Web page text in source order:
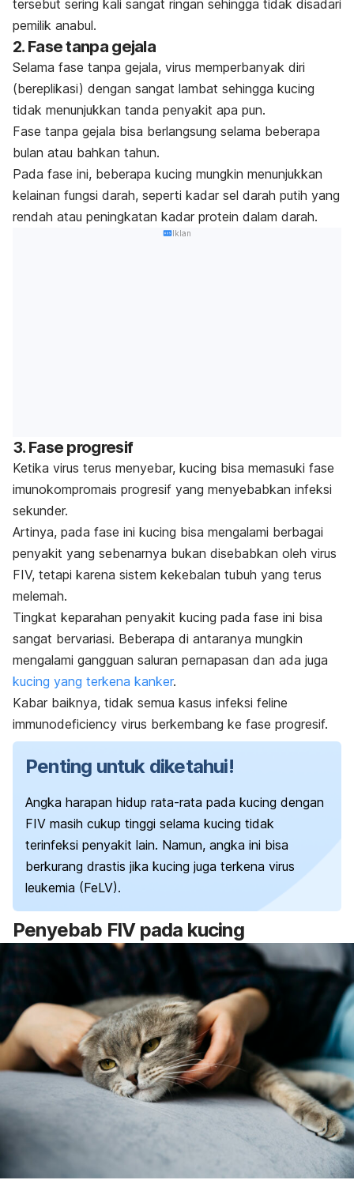
tersebut sering kali sangat ringan sehingga tidak disadari
pemilik anabul.
2. Fase tanpa gejala
Selama fase tanpa gejala, virus memperbanyak diri
(bereplikasi) dengan sangat lambat sehingga kucing
tidak menunjukkan tanda penyakit apa pun.
Fase tanpa gejala bisa berlangsung selama beberapa
bulan atau bahkan tahun.
Pada fase ini, beberapa kucing mungkin menunjukkan
kelainan fungsi darah, seperti kadar sel darah putih yang
rendah atau peningkatan kadar protein dalam darah.
Iklan
3. Fase progresif
Ketika virus terus menyebar, kucing bisa memasuki fase
imunokompromais progresif yang menyebabkan infeksi
sekunder.
Artinya, pada fase ini kucing bisa mengalami berbagai
penyakit yang sebenarnya bukan disebabkan oleh virus
FIV, tetapi karena sistem kekebalan tubuh yang terus
melemah.
Tingkat keparahan penyakit kucing pada fase ini bisa
sangat bervariasi. Beberapa di antaranya mungkin
mengalami gangguan saluran pernapasan dan ada juga
kucing yang terkena kanker.
Kabar baiknya, tidak semua kasus infeksi feline
immunodeficiency virus berkembang ke fase progresif.
Penting untuk diketahui!
Angka harapan hidup rata-rata pada kucing dengan
FIV masih cukup tinggi selama kucing tidak
terinfeksi penyakit lain. Namun, angka ini bisa
berkurang drastis jika kucing juga terkena virus
leukemia (FeLV).
Penyebab FIV pada kucing